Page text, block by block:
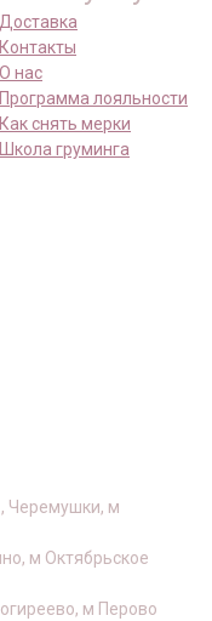
Доставка
Контакты
О нас
Программа лояльности
Как снять мерки
Школа груминга
Черемушки, м
м Октябрьское
м Перово